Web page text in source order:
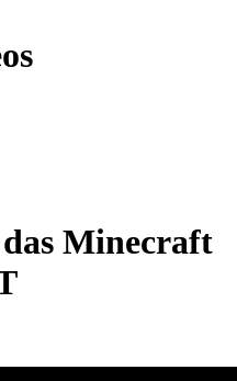
Minecraft